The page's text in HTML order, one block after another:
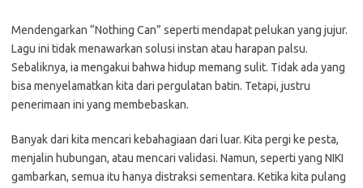
Mendengarkan “Nothing Can” seperti mendapat pelukan yang jujur.
Lagu ini tidak menawarkan solusi instan atau harapan palsu.
Sebaliknya, ia mengakui bahwa hidup memang sulit. Tidak ada yang
bisa menyelamatkan kita dari pergulatan batin. Tetapi, justru
penerimaan ini yang membebaskan.
Banyak dari kita mencari kebahagiaan dari luar. Kita pergi ke pesta,
menjalin hubungan, atau mencari validasi. Namun, seperti yang NIKI
gambarkan, semua itu hanya distraksi sementara. Ketika kita pulang